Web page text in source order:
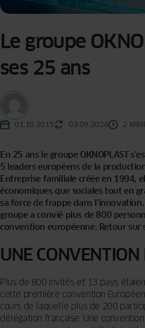
Le groupe
ses 25 ans
01.10.2019 03.09.2024 2
En 25 ans le groupe OKNOPLAST
5 leaders européens de la
Entreprise familiale créée en 1994,
économiques que sociales tout en
sa force de frappe dans l’innovation.
groupe a convié plus de 800
convention européenne. Retour sur
UNE CONVENTION
Plus de 800 invités et 13 pays
cette première convention
cours de laquelle plus de 200
délégation française. Une